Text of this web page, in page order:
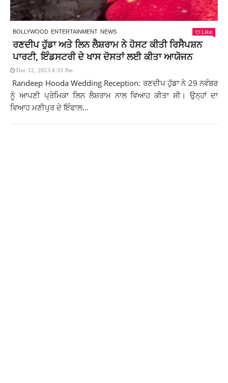
BOLLYWOOD ENTERTAINMENT NEWS Like
ਰਣਦੀਪ ਹੁੱਡਾ ਅਤੇ ਲਿਨ ਲੈਸ਼ਰਾਮ ਨੇ ਹੋਸਟ ਕੀਤੀ ਰਿਸੈਪਸ਼ਨ
ਪਾਰਟੀ, ਇੰਡਸਟਰੀ ਦੇ ਖਾਸ ਦੋਸਤਾਂ ਲਈ ਕੀਤਾ ਆਯੋਜਨ
Dec 12, 2023 4:33 Pm
Randeep Hooda Wedding Reception: ਰਣਦੀਪ ਹੁੱਡਾ ਨੇ 29 ਨਵੰਬਰ
ਨੂੰ ਆਪਣੀ ਪ੍ਰੇਮਿਕਾ ਲਿਨ ਲੈਸ਼ਰਾਮ ਨਾਲ ਵਿਆਹ ਕੀਤਾ ਸੀ। ਉਨ੍ਹਾਂ ਦਾ
ਵਿਆਹ ਮਣੀਪੁਰ ਦੇ ਇੰਫਾਲ...